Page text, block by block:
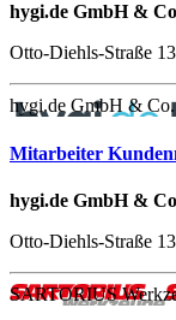
hygi.de GmbH &
Otto-Diehls-Straße
hygi.de GmbH &
Mitarbeiter
hygi.de GmbH &
Otto-Diehls-Straße
SARTORIUS